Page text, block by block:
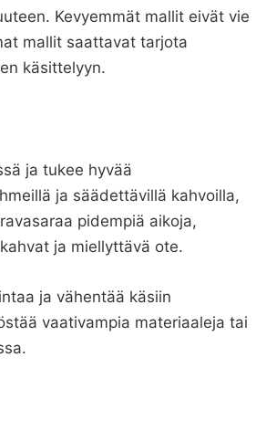
Kevyemmät mallit eivät vie
mallit saattavat tarjota
käsittelyyn.
ja tukee hyvää
ja säädettävillä kahvoilla,
pidempiä aikoja,
ja miellyttävä ote.
ja vähentää käsiin
vaativampia materiaaleja tai